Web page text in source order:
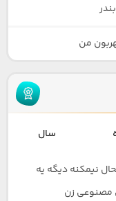
من
سال
نیمکنه دیگه یه
مصنوعی زن